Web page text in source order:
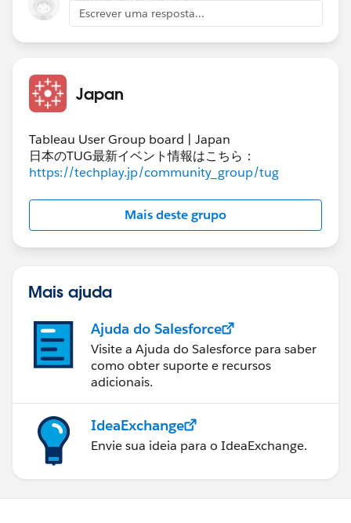
lookupの利用またメジャーでのNULL以外の値の非表示
で対応しましたが、3年間連続してデータがないと難し
この点、ご教示頂ければ幸いです。
何卒宜しくお願い致します。
Escrever uma resposta...
Japan
Tableau User Group board | Japan
日本のTUG最新イベント情報はこちら：
https://techplay.jp/community_group/tug
Mais deste grupo
Mais ajuda
Ajuda do Salesforce
Visite a Ajuda do Salesforce para saber
como obter suporte e recursos
adicionais.
IdeaExchange
Envie sua ideia para o IdeaExchange.